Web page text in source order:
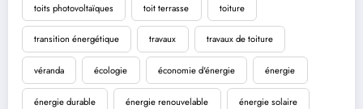
toits photovoltaïques toit terrasse toiture
transition énergétique travaux travaux de toiture
véranda écologie économie d'énergie énergie
énergie durable énergie renouvelable énergie solaire